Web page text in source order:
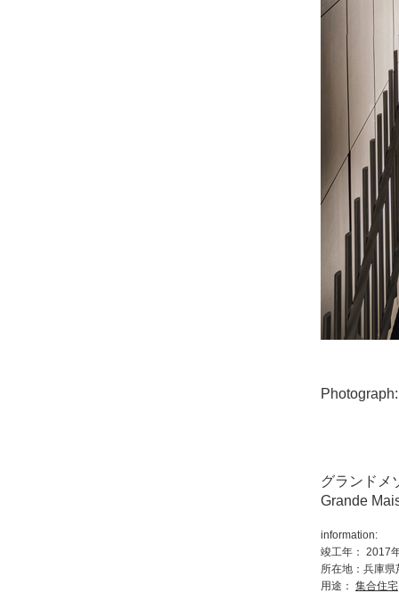
グランド
Grande
information:
竣工年： 2017
所在地：兵庫県
用途： 集合住宅